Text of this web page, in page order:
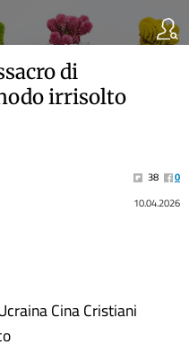
di
irrisolto
38
0
10.04.2026
Cina Cristiani